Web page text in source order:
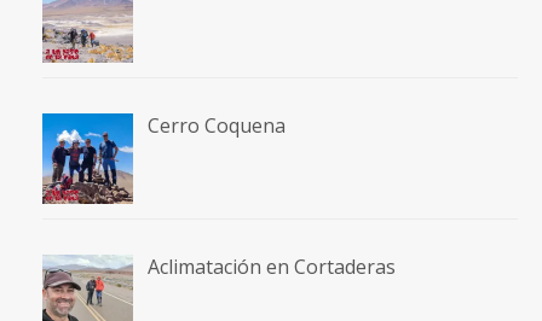
Cerro Coquena
Aclimatación en Cortaderas